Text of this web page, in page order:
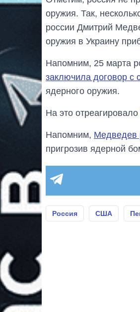
оружия. Так,
россии Дмитрий
оружия в Украину
Напомним, 25 марта
заключила договор
ядерного оружия.
На это отреагировало
Напомним, Медведев
пригрозив ядерной
Россия США